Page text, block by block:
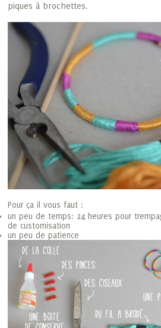
piques à brochettes.
Pour ça il vous faut :
un peu de temps: 24 heures pour
de customisation
un peu de patience